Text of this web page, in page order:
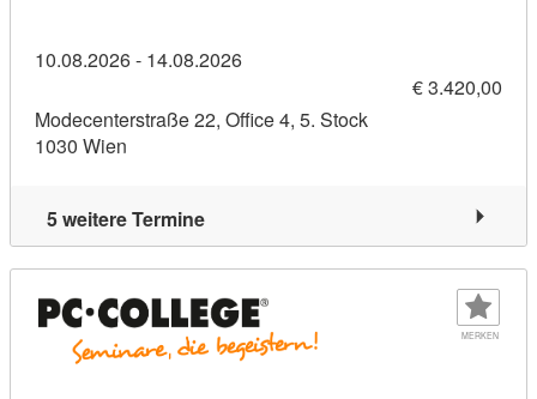
10.08.2026 - 14.08.2026
€ 3.420,00
Modecenterstraße 22, Office 4, 5. Stock
1030 Wien
5 weitere Termine
MERKEN